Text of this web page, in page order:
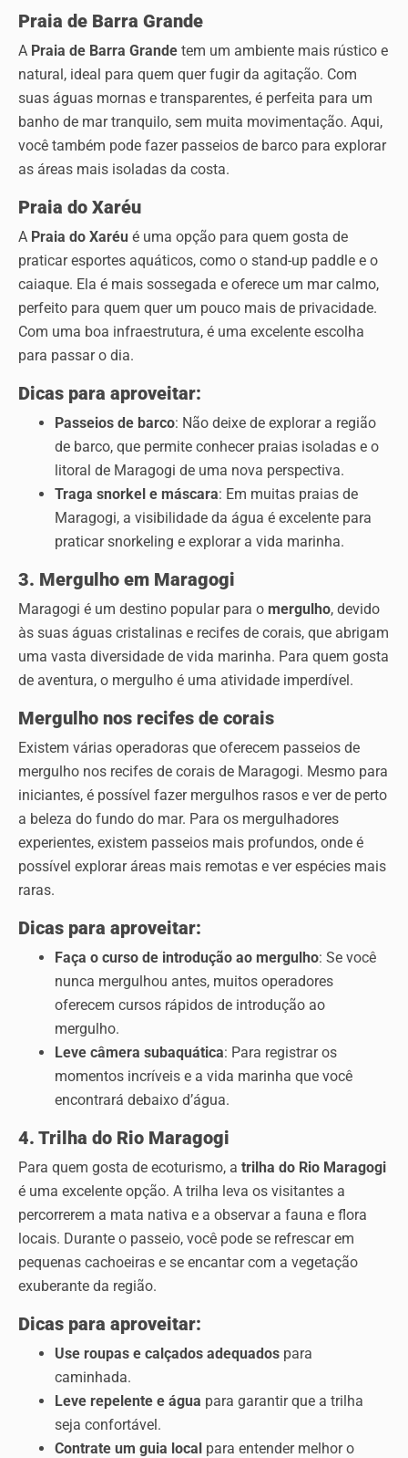
Praia de Barra Grande
A Praia de Barra Grande tem um ambiente mais rústico e
natural, ideal para quem quer fugir da agitação. Com
suas águas mornas e transparentes, é perfeita para um
banho de mar tranquilo, sem muita movimentação. Aqui,
você também pode fazer passeios de barco para explorar
as áreas mais isoladas da costa.
Praia do Xaréu
A Praia do Xaréu é uma opção para quem gosta de
praticar esportes aquáticos, como o stand-up paddle e o
caiaque. Ela é mais sossegada e oferece um mar calmo,
perfeito para quem quer um pouco mais de privacidade.
Com uma boa infraestrutura, é uma excelente escolha
para passar o dia.
Dicas para aproveitar:
Passeios de barco: Não deixe de explorar a região
de barco, que permite conhecer praias isoladas e o
litoral de Maragogi de uma nova perspectiva.
Traga snorkel e máscara: Em muitas praias de
Maragogi, a visibilidade da água é excelente para
praticar snorkeling e explorar a vida marinha.
3. Mergulho em Maragogi
Maragogi é um destino popular para o mergulho, devido
às suas águas cristalinas e recifes de corais, que abrigam
uma vasta diversidade de vida marinha. Para quem gosta
de aventura, o mergulho é uma atividade imperdível.
Mergulho nos recifes de corais
Existem várias operadoras que oferecem passeios de
mergulho nos recifes de corais de Maragogi. Mesmo para
iniciantes, é possível fazer mergulhos rasos e ver de perto
a beleza do fundo do mar. Para os mergulhadores
experientes, existem passeios mais profundos, onde é
possível explorar áreas mais remotas e ver espécies mais
raras.
Dicas para aproveitar:
Faça o curso de introdução ao mergulho: Se você
nunca mergulhou antes, muitos operadores
oferecem cursos rápidos de introdução ao
mergulho.
Leve câmera subaquática: Para registrar os
momentos incríveis e a vida marinha que você
encontrará debaixo d’água.
4. Trilha do Rio Maragogi
Para quem gosta de ecoturismo, a trilha do Rio Maragogi
é uma excelente opção. A trilha leva os visitantes a
percorrerem a mata nativa e a observar a fauna e flora
locais. Durante o passeio, você pode se refrescar em
pequenas cachoeiras e se encantar com a vegetação
exuberante da região.
Dicas para aproveitar:
Use roupas e calçados adequados para
caminhada.
Leve repelente e água para garantir que a trilha
seja confortável.
Contrate um guia local para entender melhor o